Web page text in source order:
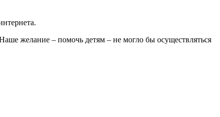
желание – помочь детям – не могло бы осуществляться